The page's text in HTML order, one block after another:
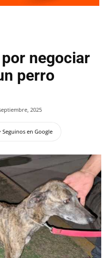
negociar
perro
2025
Seguinos en Google